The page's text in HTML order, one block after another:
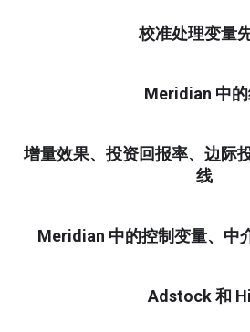
校准处理变量
Meridian 中
增量效果、投资回报率、边际
线
Meridian 中的控制变量、中
Adstock 和